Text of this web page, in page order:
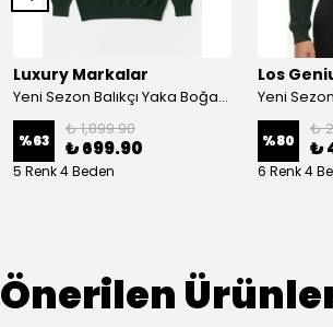
Luxury Markalar
Yeni Sezon Balıkçı Yaka Boğazlı Kazak
%63
₺ 1,899.90
₺ 699.90
5 Renk 4 Beden
Los
%80
₺
₺
6 Renk 4
Önerilen